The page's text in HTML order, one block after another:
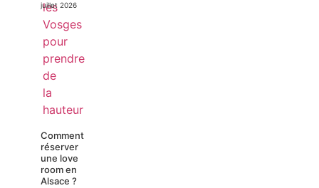
juillet 2026
Comment
réserver
une love
room en
Alsace ?